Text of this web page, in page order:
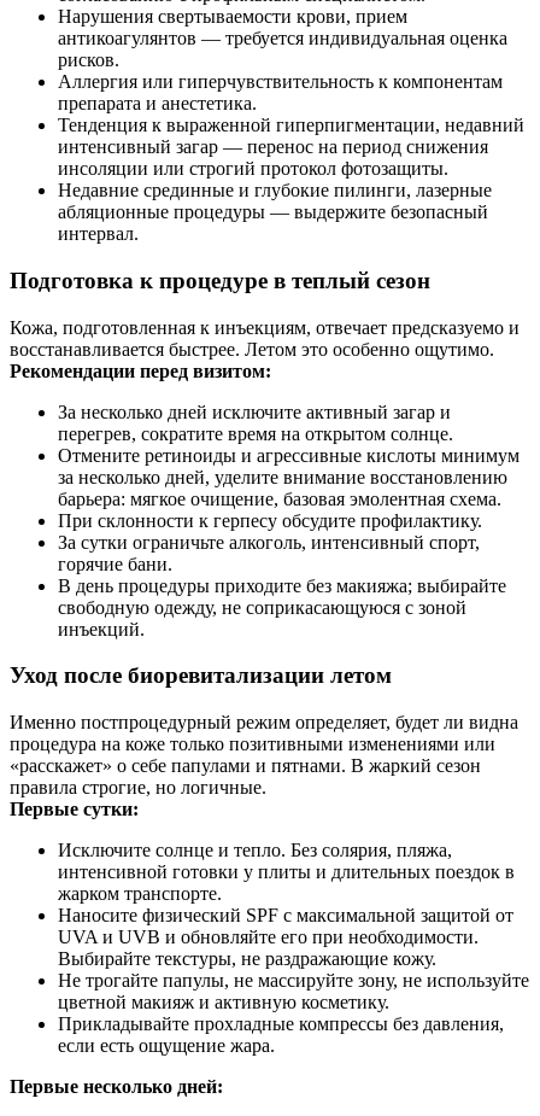
Нарушения свертываемости крови, прием
антикоагулянтов — требуется индивидуальная оценка
рисков.
Аллергия или гиперчувствительность к компонентам
препарата и анестетика.
Тенденция к выраженной гиперпигментации, недавний
интенсивный загар — перенос на период снижения
инсоляции или строгий протокол фотозащиты.
Недавние срединные и глубокие пилинги, лазерные
абляционные процедуры — выдержите безопасный
интервал.
Подготовка к процедуре в теплый сезон
Кожа, подготовленная к инъекциям, отвечает предсказуемо и
восстанавливается быстрее. Летом это особенно ощутимо.
Рекомендации перед визитом:
За несколько дней исключите активный загар и
перегрев, сократите время на открытом солнце.
Отмените ретиноиды и агрессивные кислоты минимум
за несколько дней, уделите внимание восстановлению
барьера: мягкое очищение, базовая эмолентная схема.
При склонности к герпесу обсудите профилактику.
За сутки ограничьте алкоголь, интенсивный спорт,
горячие бани.
В день процедуры приходите без макияжа; выбирайте
свободную одежду, не соприкасающуюся с зоной
инъекций.
Уход после биоревитализации летом
Именно постпроцедурный режим определяет, будет ли видна
процедура на коже только позитивными изменениями или
«расскажет» о себе папулами и пятнами. В жаркий сезон
правила строгие, но логичные.
Первые сутки:
Исключите солнце и тепло. Без солярия, пляжа,
интенсивной готовки у плиты и длительных поездок в
жарком транспорте.
Наносите физический SPF с максимальной защитой от
UVA и UVB и обновляйте его при необходимости.
Выбирайте текстуры, не раздражающие кожу.
Не трогайте папулы, не массируйте зону, не используйте
цветной макияж и активную косметику.
Прикладывайте прохладные компрессы без давления,
если есть ощущение жара.
Первые несколько дней: